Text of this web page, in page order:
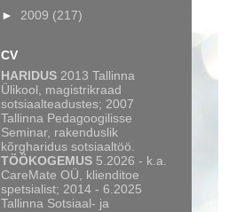
► 2009 (217)
CV
HARIDUS 2013 Tallinna
Ülikool, magistrikraad
sotsiaalteadustes; 2007
Tallinna Pedagoogilisse
Seminar, rakenduslik
kõrgharidus sotsiaaltöö.
TÖÖKOGEMUS 5.2026 - k.a.
CareMate OÜ, klienditoe
spetsialist; 2014 - 6.2025
Tallinna Sotsiaal- ja